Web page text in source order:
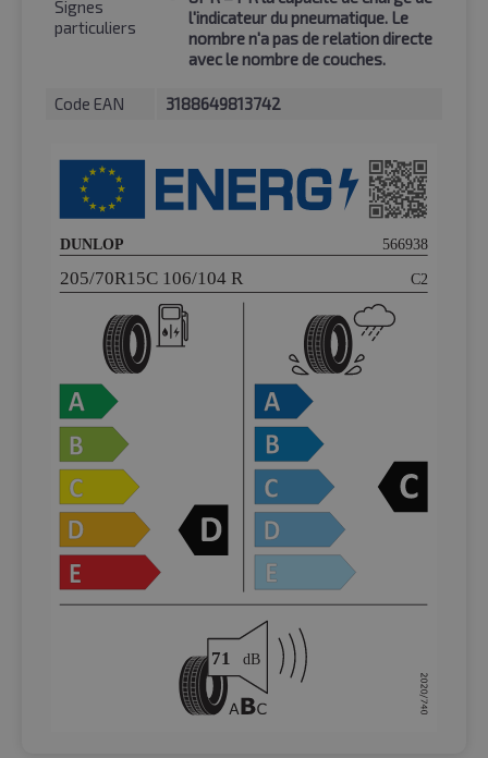
Signes
particuliers
l'indicateur du pneumatique. Le
nombre n'a pas de relation directe
avec le nombre de couches.
Code EAN 3188649813742